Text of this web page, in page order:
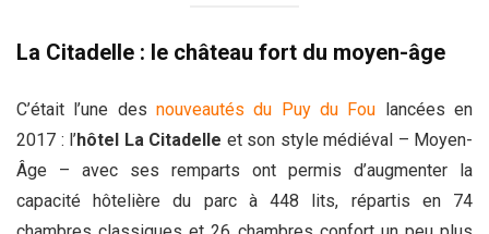
La Citadelle : le château fort du moyen-âge
C’était l’une des nouveautés du Puy du Fou lancées en
2017 : l’hôtel La Citadelle et son style médiéval – Moyen-
Âge – avec ses remparts ont permis d’augmenter la
capacité hôtelière du parc à 448 lits, répartis en 74